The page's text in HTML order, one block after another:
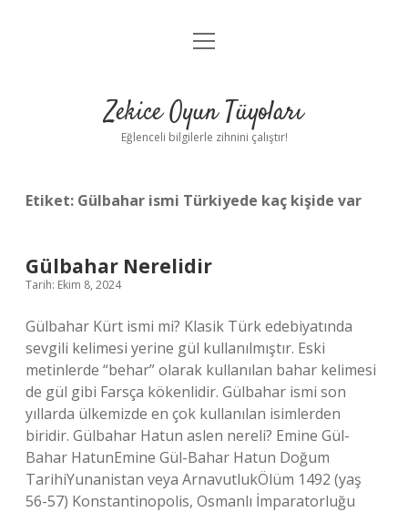
Anasayfa
Yasal Uyarı
menüyü
Zekice Oyun Tüyoları
Eğlenceli bilgilerle zihnini çalıştır!
Etiket: Gülbahar ismi Türkiyede kaç kişide var
Gülbahar Nerelidir
Tarih: Ekim 8, 2024
Gülbahar Kürt ismi mi? Klasik Türk edebiyatında
sevgili kelimesi yerine gül kullanılmıştır. Eski
metinlerde “behar” olarak kullanılan bahar kelimesi
de gül gibi Farsça kökenlidir. Gülbahar ismi son
yıllarda ülkemizde en çok kullanılan isimlerden
biridir. Gülbahar Hatun aslen nereli? Emine Gül-
Bahar HatunEmine Gül-Bahar Hatun Doğum
TarihiYunanistan veya ArnavutlukÖlüm 1492 (yaş
56-57) Konstantinopolis, Osmanlı İmparatorluğu